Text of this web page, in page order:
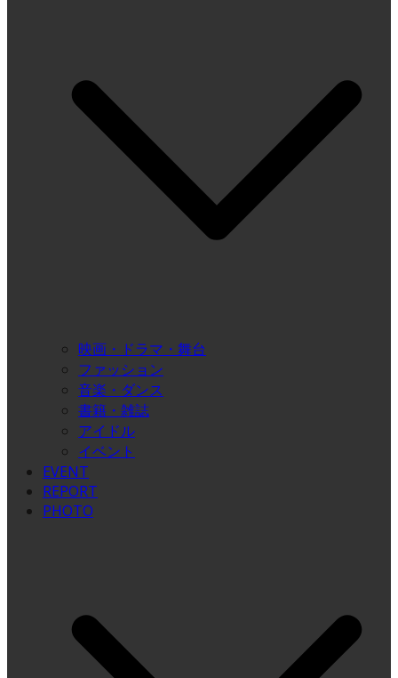
映画・ドラマ・舞台
ファッション
音楽・ダンス
書籍・雑誌
アイドル
イベント
EVENT
REPORT
PHOTO